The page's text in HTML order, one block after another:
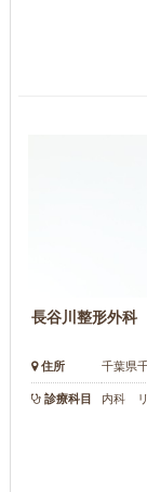
長谷川整形外科
住所 千葉県
診療科目 内科